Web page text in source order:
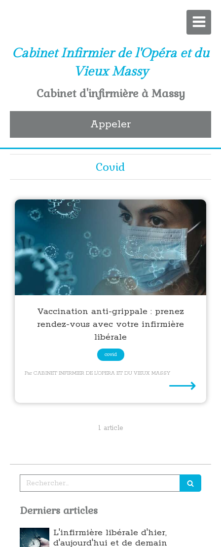
Cabinet Infirmier de l'Opéra et du
Vieux Massy
Cabinet d'infirmière à Massy
Appeler
Covid
Vaccination anti-grippale : prenez
rendez-vous avec votre infirmière
libérale
covid
Par CABINET INFIRMIER DE L'OPERA ET DU VIEUX MASSY
⟶
1 article
Rechercher
Derniers articles
L'infirmière libérale d'hier,
d'aujourd'hui et de demain